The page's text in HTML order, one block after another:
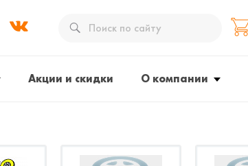
Акции и скидки О компании